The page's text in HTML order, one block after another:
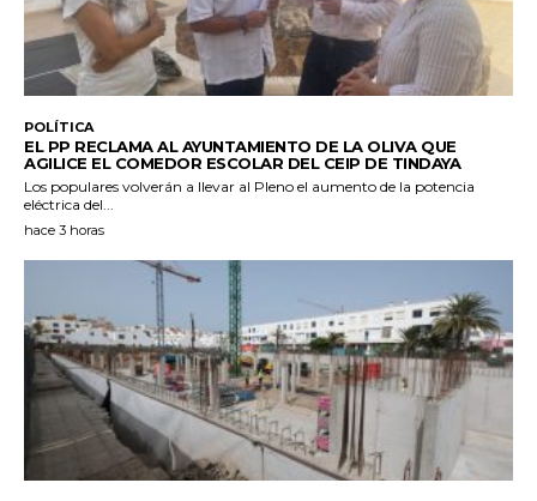
POLÍTICA
EL PP RECLAMA AL AYUNTAMIENTO DE LA OLIVA QUE
AGILICE EL COMEDOR ESCOLAR DEL CEIP DE TINDAYA
Los populares volverán a llevar al Pleno el aumento de la potencia
eléctrica del...
hace 3 horas